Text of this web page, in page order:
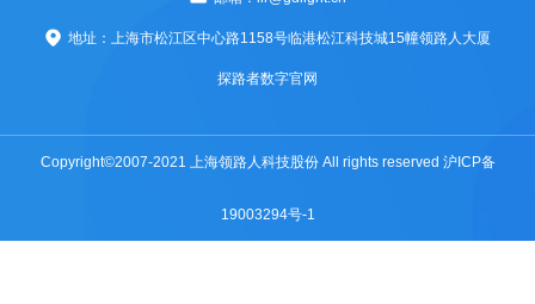
地址：上海市松江区中心路1158号临港松江科技城15幢领路人大厦
探路者数字官网
Copyright©2007-2021 上海领路人科技股份 All rights reserved 沪ICP备
19003294号-1